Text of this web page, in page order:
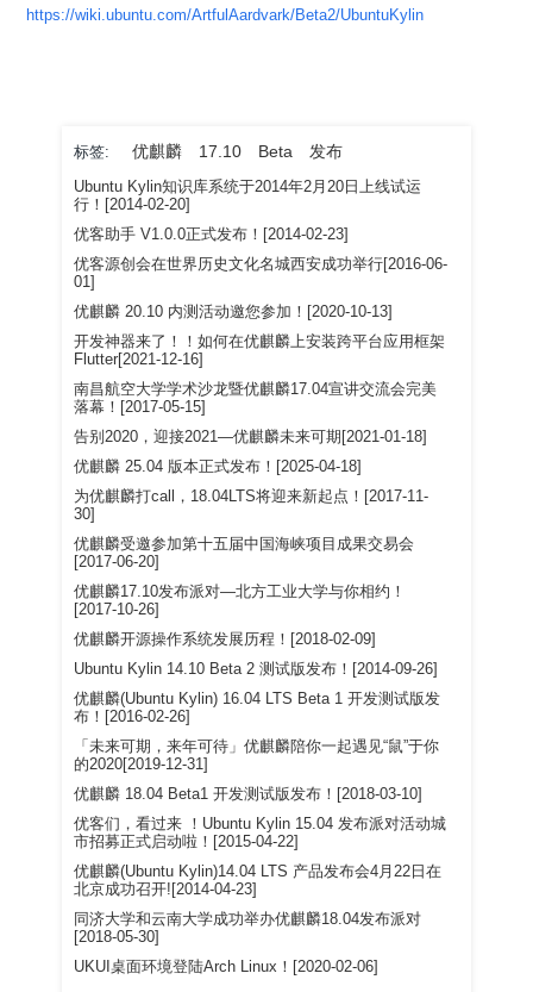
https://wiki.ubuntu.com/ArtfulAardvark/Beta2/UbuntuKylin
标签: 优麒麟 17.10 Beta 发布
Ubuntu Kylin知识库系统于2014年2月20日上线试运
行！[2014-02-20]
优客助手 V1.0.0正式发布！[2014-02-23]
优客源创会在世界历史文化名城西安成功举行[2016-06-
01]
优麒麟 20.10 内测活动邀您参加！[2020-10-13]
开发神器来了！！如何在优麒麟上安装跨平台应用框架
Flutter[2021-12-16]
南昌航空大学学术沙龙暨优麒麟17.04宣讲交流会完美
落幕！[2017-05-15]
告别2020，迎接2021—优麒麟未来可期[2021-01-18]
优麒麟 25.04 版本正式发布！[2025-04-18]
为优麒麟打call，18.04LTS将迎来新起点！[2017-11-
30]
优麒麟受邀参加第十五届中国海峡项目成果交易会
[2017-06-20]
优麒麟17.10发布派对—北方工业大学与你相约！
[2017-10-26]
优麒麟开源操作系统发展历程！[2018-02-09]
Ubuntu Kylin 14.10 Beta 2 测试版发布！[2014-09-26]
优麒麟(Ubuntu Kylin) 16.04 LTS Beta 1 开发测试版发
布！[2016-02-26]
「未来可期，来年可待」优麒麟陪你一起遇见“鼠”于你
的2020[2019-12-31]
优麒麟 18.04 Beta1 开发测试版发布！[2018-03-10]
优客们，看过来 ！Ubuntu Kylin 15.04 发布派对活动城
市招募正式启动啦！[2015-04-22]
优麒麟(Ubuntu Kylin)14.04 LTS 产品发布会4月22日在
北京成功召开![2014-04-23]
同济大学和云南大学成功举办优麒麟18.04发布派对
[2018-05-30]
UKUI桌面环境登陆Arch Linux！[2020-02-06]